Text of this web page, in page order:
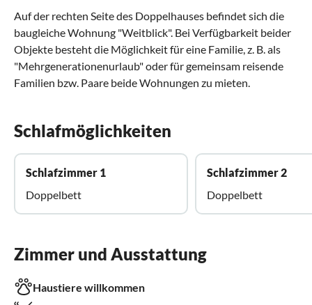
Auf der rechten Seite des Doppelhauses befindet sich die
baugleiche Wohnung "Weitblick". Bei Verfügbarkeit beider
Objekte besteht die Möglichkeit für eine Familie, z. B. als
"Mehrgenerationenurlaub" oder für gemeinsam reisende
Familien bzw. Paare beide Wohnungen zu mieten.
Schlafmöglichkeiten
Schlafzimmer 1
Doppelbett
Schlafzimmer 2
Doppelbett
Zimmer und Ausstattung
Haustiere willkommen